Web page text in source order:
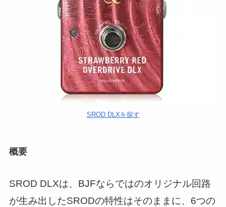
SROD DLXを探す
概要
SROD DLXは、BJFならではのオリジナル回路
が生み出したSRODの特性はそのままに、6つの